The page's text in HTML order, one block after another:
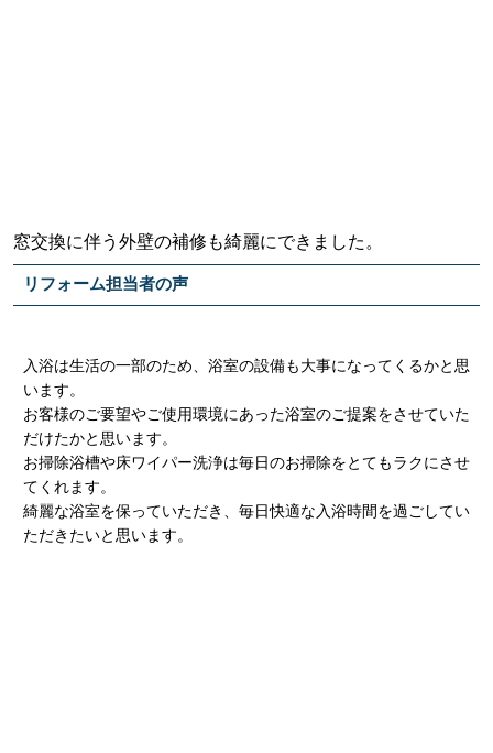
窓交換に伴う外壁の補修も綺麗にできました。
リフォーム担当者の声
入浴は生活の一部のため、浴室の設備も大事になってくるかと思
います。
お客様のご要望やご使用環境にあった浴室のご提案をさせていた
だけたかと思います。
お掃除浴槽や床ワイパー洗浄は毎日のお掃除をとてもラクにさせ
てくれます。
綺麗な浴室を保っていただき、毎日快適な入浴時間を過ごしてい
ただきたいと思います。